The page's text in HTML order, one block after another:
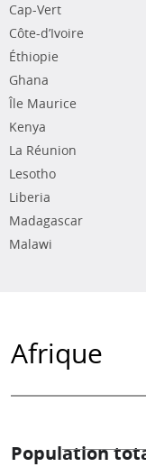
Cap-Vert
Côte-d’Ivoire
Éthiopie
Ghana
Île Maurice
Kenya
La Réunion
Lesotho
Liberia
Madagascar
Malawi
Afrique
Population